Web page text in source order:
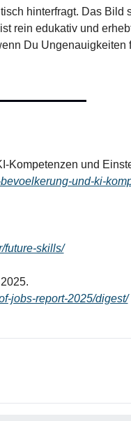
rein edukativ und
Du Ungenauigkeiten
und-ki-
future-skills/
jobs-report-2025/digest/